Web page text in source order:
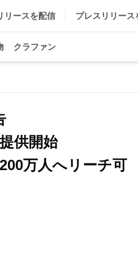
リースを配信 プレスリリース
クラファン
供開始
万人へリーチ可